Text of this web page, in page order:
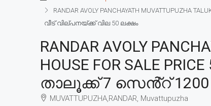
RANDAR AVOLY PANCHAYATH
വീട് വില്പനയ്ക്ക് വില 50 ലക്ഷം
RANDAR AVOLY
HOUSE FOR SALE
താലൂക്ക് 7 സെൻ്റ് 1200
MUVATTUPUZHA,RANDAR, Muvattupuzha